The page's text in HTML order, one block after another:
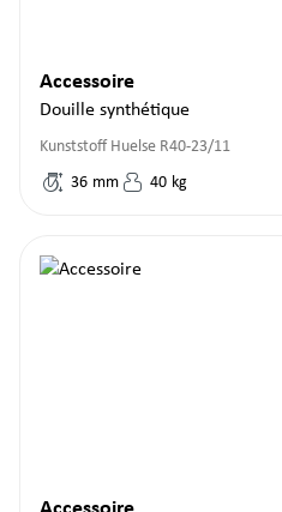
Accessoire
Douille synthétique
Kunststoff Huelse R40-23/11
36 mm 40 kg